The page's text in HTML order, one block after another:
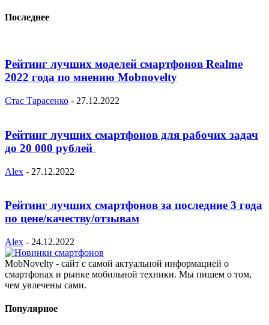
Последнее
Рейтинг лучших моделей смартфонов Realme
2022 года по мнению Mobnovelty
Стас Тарасенко - 27.12.2022
Рейтинг лучших смартфонов для рабочих задач
до 20 000 рублей
Alex - 27.12.2022
Рейтинг лучших смартфонов за последние 3 года
по цене/качеству/отзывам
Alex - 24.12.2022
MobNovelty - сайт с самой актуальной информацией о
смартфонах и рынке мобильной техники. Мы пишем о том,
чем увлечены сами.
Популярное